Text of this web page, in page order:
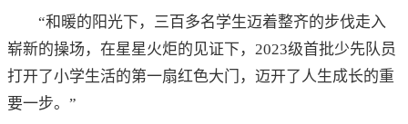
“和暖的阳光下，三百多名学生迈着整齐的步伐走入
崭新的操场，在星星火炬的见证下，2023级首批少先队员
打开了小学生活的第一扇红色大门，迈开了人生成长的重
要一步。”